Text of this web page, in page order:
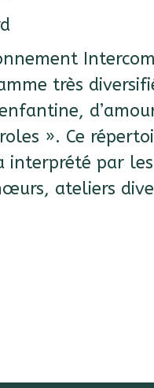
très
». Ce
interprété par
ateliers